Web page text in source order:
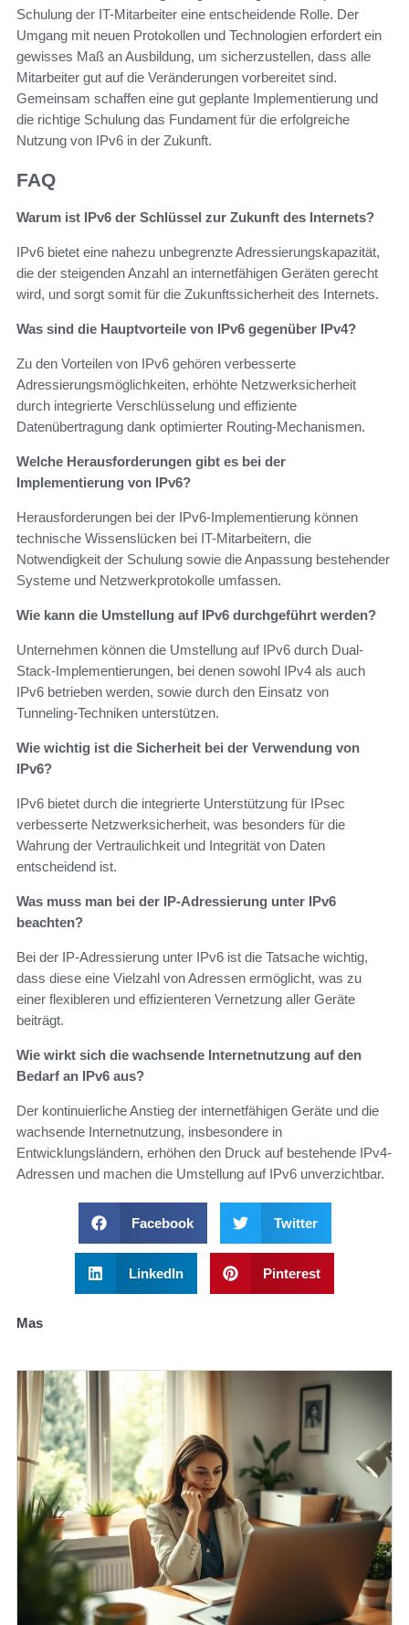
Schulung der IT-Mitarbeiter eine entscheidende Rolle. Der
Umgang mit neuen Protokollen und Technologien erfordert ein
gewisses Maß an Ausbildung, um sicherzustellen, dass alle
Mitarbeiter gut auf die Veränderungen vorbereitet sind.
Gemeinsam schaffen eine gut geplante Implementierung und
die richtige Schulung das Fundament für die erfolgreiche
Nutzung von IPv6 in der Zukunft.
FAQ
Warum ist IPv6 der Schlüssel zur Zukunft des Internets?
IPv6 bietet eine nahezu unbegrenzte Adressierungskapazität,
die der steigenden Anzahl an internetfähigen Geräten gerecht
wird, und sorgt somit für die Zukunftssicherheit des Internets.
Was sind die Hauptvorteile von IPv6 gegenüber IPv4?
Zu den Vorteilen von IPv6 gehören verbesserte
Adressierungsmöglichkeiten, erhöhte Netzwerksicherheit
durch integrierte Verschlüsselung und effiziente
Datenübertragung dank optimierter Routing-Mechanismen.
Welche Herausforderungen gibt es bei der
Implementierung von IPv6?
Herausforderungen bei der IPv6-Implementierung können
technische Wissenslücken bei IT-Mitarbeitern, die
Notwendigkeit der Schulung sowie die Anpassung bestehender
Systeme und Netzwerkprotokolle umfassen.
Wie kann die Umstellung auf IPv6 durchgeführt werden?
Unternehmen können die Umstellung auf IPv6 durch Dual-
Stack-Implementierungen, bei denen sowohl IPv4 als auch
IPv6 betrieben werden, sowie durch den Einsatz von
Tunneling-Techniken unterstützen.
Wie wichtig ist die Sicherheit bei der Verwendung von
IPv6?
IPv6 bietet durch die integrierte Unterstützung für IPsec
verbesserte Netzwerksicherheit, was besonders für die
Wahrung der Vertraulichkeit und Integrität von Daten
entscheidend ist.
Was muss man bei der IP-Adressierung unter IPv6
beachten?
Bei der IP-Adressierung unter IPv6 ist die Tatsache wichtig,
dass diese eine Vielzahl von Adressen ermöglicht, was zu
einer flexibleren und effizienteren Vernetzung aller Geräte
beiträgt.
Wie wirkt sich die wachsende Internetnutzung auf den
Bedarf an IPv6 aus?
Der kontinuierliche Anstieg der internetfähigen Geräte und die
wachsende Internetnutzung, insbesondere in
Entwicklungsländern, erhöhen den Druck auf bestehende IPv4-
Adressen und machen die Umstellung auf IPv6 unverzichtbar.
Facebook Twitter
LinkedIn Pinterest
Mas